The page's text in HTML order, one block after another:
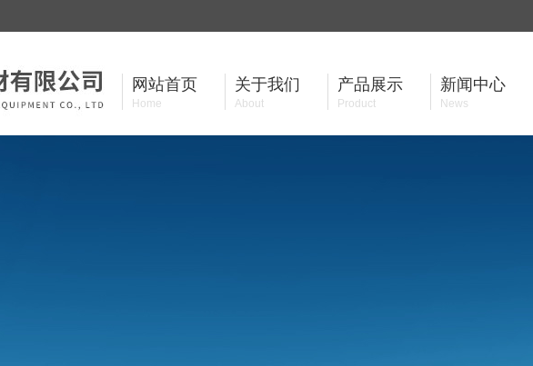
网站首页
Home
关于我们
About
产品展示
Product
新闻中心
News